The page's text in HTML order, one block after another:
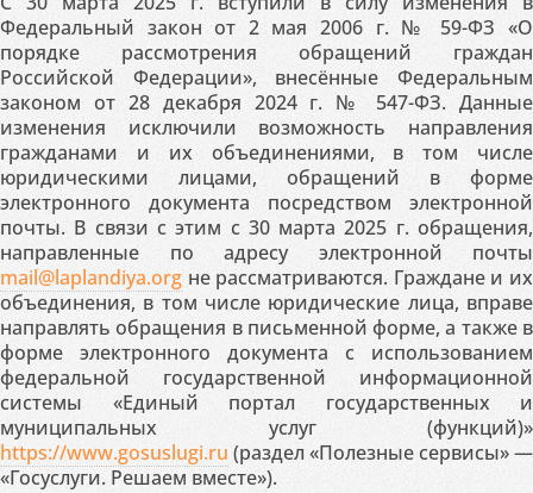
Федеральный закон от 2 мая 2006 г. № 59-ФЗ «О
порядке рассмотрения обращений граждан
Российской Федерации», внесённые Федеральным
законом от 28 декабря 2024 г. № 547-ФЗ. Данные
изменения исключили возможность направления
гражданами и их объединениями, в том числе
юридическими лицами, обращений в форме
электронного документа посредством электронной
почты. В связи с этим с 30 марта 2025 г. обращения,
направленные по адресу электронной почты
mail@laplandiya.org не рассматриваются. Граждане и их
объединения, в том числе юридические лица, вправе
направлять обращения в письменной форме, а также в
форме электронного документа с использованием
федеральной государственной информационной
системы «Единый портал государственных и
муниципальных услуг (функций)»
https://www.gosuslugi.ru (раздел «Полезные сервисы» —
«Госуслуги. Решаем вместе»).